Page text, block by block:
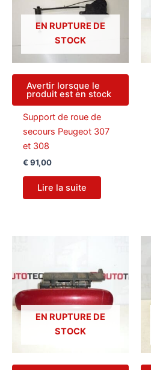
EN RUPTURE DE
STOCK
Avertir lorsque le
produit est en stock
Support de roue de
secours Peugeot 307
et 308
€ 91,00
Lire la suite
EN RUPTURE DE
STOCK